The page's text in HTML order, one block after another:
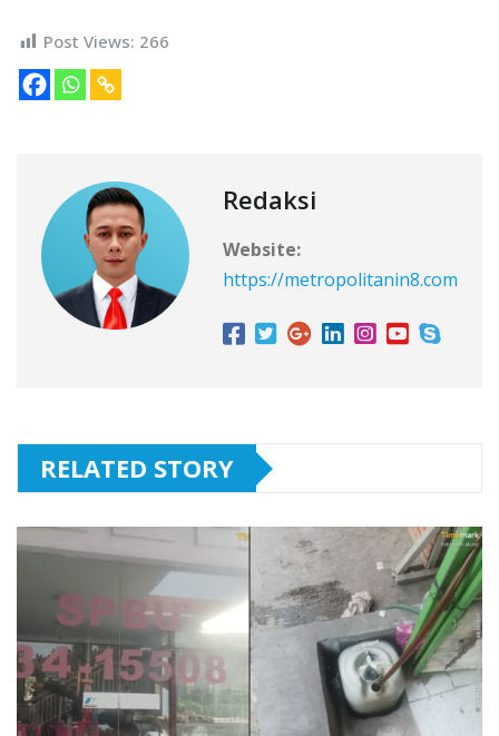
Post Views: 266
Redaksi
Website:
https://metropolitanin8.com
RELATED STORY